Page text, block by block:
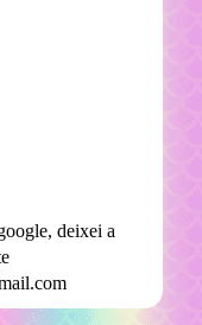
deixei a